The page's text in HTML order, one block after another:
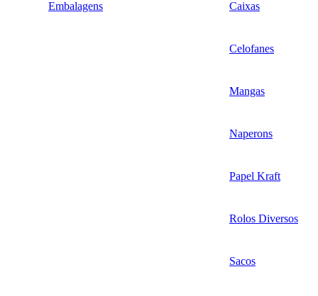
Embalagens Caixas
Celofanes
Mangas
Naperons
Papel Kraft
Rolos Diversos
Sacos